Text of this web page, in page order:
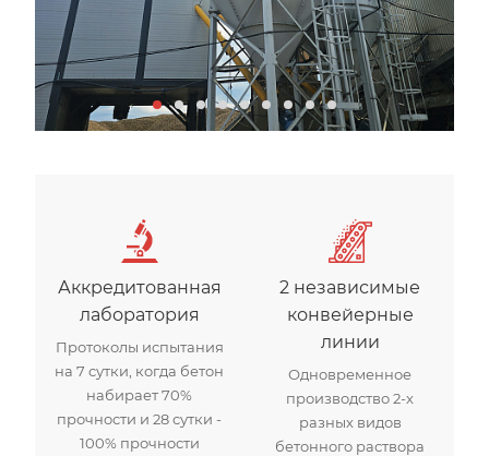
Аккредитованная
лаборатория
Протоколы испытания
на 7 сутки, когда бетон
набирает 70%
прочности и 28 сутки -
100% прочности
2 независимые
конвейерные
линии
Одновременное
производство 2-х
разных видов
бетонного раствора